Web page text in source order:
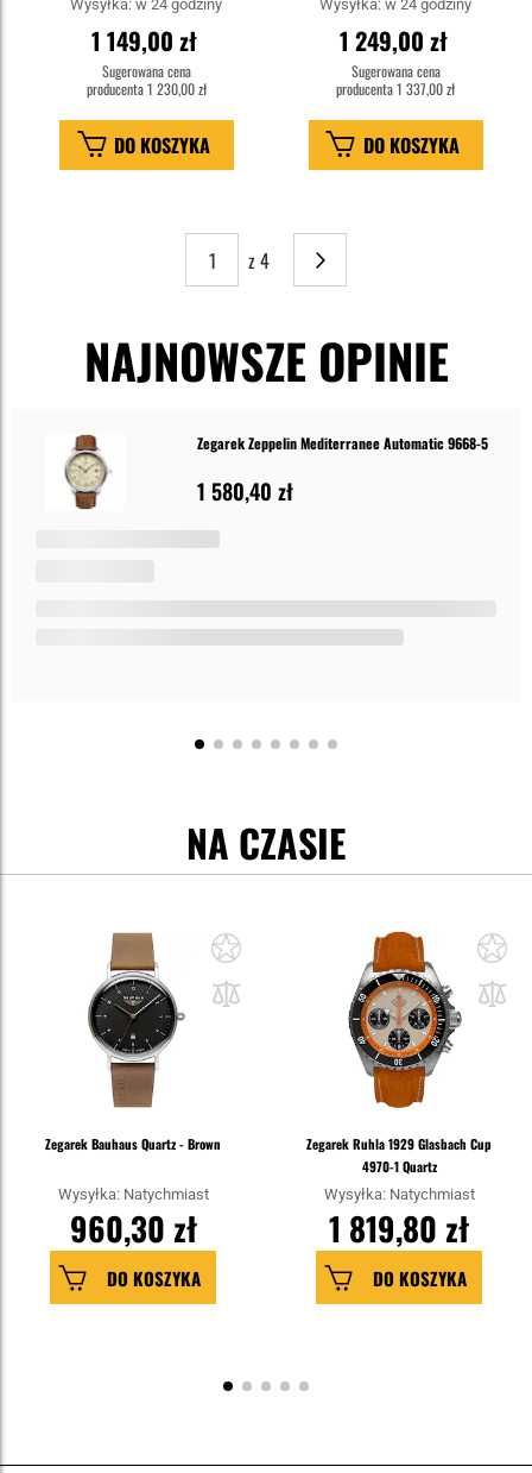
Wysyłka:w 24 godziny
1 149,00 zł
Sugerowana cena
producenta1 230,00 zł
DO KOSZYKA
Wysyłka:w 24 godziny
1 249,00 zł
Sugerowana cena
producenta1 337,00 zł
DO KOSZYKA
z 4
Strona
Następne
NAJNOWSZE OPINIE
Zegarek Zeppelin Mediterranee Automatic 9668-5
1 580,40 zł
NA CZASIE
Zegarek Bauhaus Quartz - Brown
Wysyłka: Natychmiast
960,30 zł
DO KOSZYKA
Zegarek Ruhla 1929 Glasbach Cup
4970-1 Quartz
Wysyłka: Natychmiast
1 819,80 zł
DO KOSZYKA